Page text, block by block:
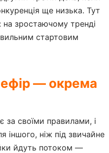
ще низька. Тут
зростаючому тренді
стартовим
— окрема
своїми правилами, і
іншого, ніж під звичайне
йдуть потоком —